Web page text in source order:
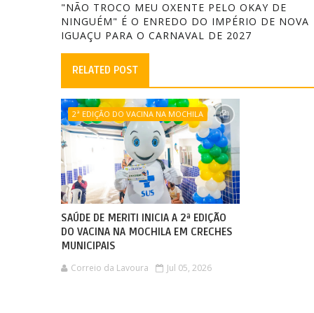
"NÃO TROCO MEU OXENTE PELO OKAY DE
NINGUÉM" É O ENREDO DO IMPÉRIO DE NOVA
IGUAÇU PARA O CARNAVAL DE 2027
RELATED POST
2ª EDIÇÃO DO VACINA NA MOCHILA
SAÚDE DE MERITI INICIA A 2ª EDIÇÃO
DO VACINA NA MOCHILA EM CRECHES
MUNICIPAIS
Correio da Lavoura Jul 05, 2026